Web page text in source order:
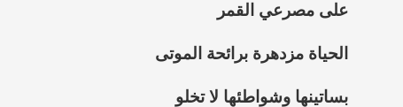
على مصرعي القمر
الحياة مزدهرة برائحة الموتى
بساتينها وشواطئها لا تخلو